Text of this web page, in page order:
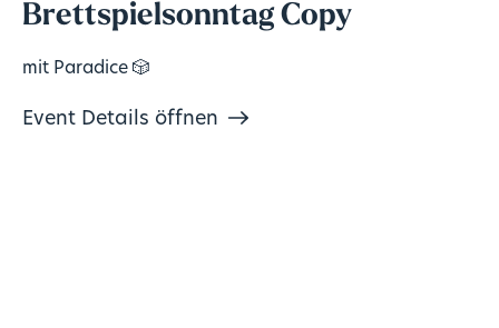
Brettspielsonntag Copy
mit Paradice 🎲
Event Details öffnen